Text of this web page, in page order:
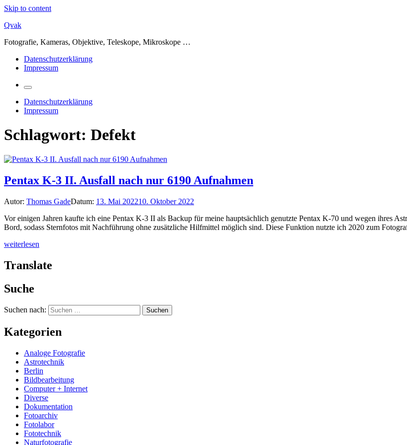
Skip to content
Qvak
Fotografie, Kameras, Objektive, Teleskope, Mikroskope …
Datenschutzerklärung
Impressum
Datenschutzerklärung
Impressum
Schlagwort: Defekt
Pentax K-3 II. Ausfall nach nur 6190 Aufnahmen
Autor: Thomas GadeDatum: 13. Mai 202210. Oktober 2022
Vor einigen Jahren kaufte ich eine Pentax K-3 II als Backup für meine hauptsächlich genutzte Pentax K-70 und wegen ihres
Bord, sodass Sternfotos mit Nachführung ohne zusätzliche Hilfmittel möglich sind. Diese Funktion nutzte ich 2020 zum
weiterlesen
Translate
Suche
Suchen nach:
Kategorien
Analoge Fotografie
Astrotechnik
Berlin
Bildbearbeitung
Computer + Internet
Diverse
Dokumentation
Fotoarchiv
Fotolabor
Fototechnik
Naturfotografie